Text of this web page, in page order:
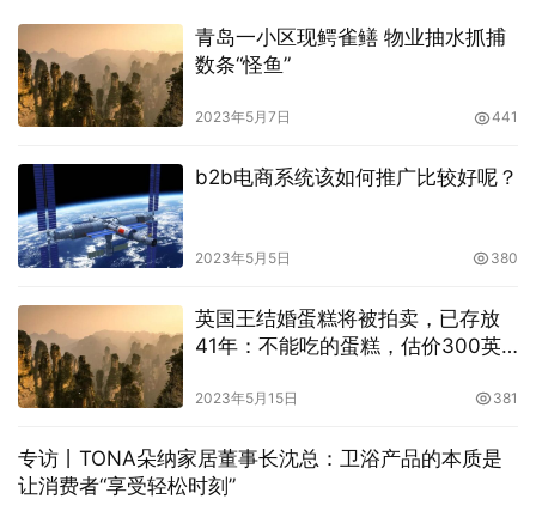
青岛一小区现鳄雀鳝 物业抽水抓捕
数条“怪鱼”
2023年5月7日 441
b2b电商系统该如何推广比较好呢？
2023年5月5日 380
英国王结婚蛋糕将被拍卖，已存放
41年：不能吃的蛋糕，估价300英
2023年5月15日 381
专访丨TONA朵纳家居董事长沈总：卫浴产品的本质是
让消费者“享受轻松时刻”